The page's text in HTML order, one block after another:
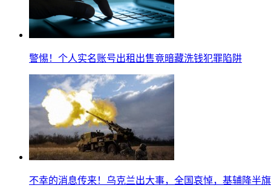
警惕！个人实名账号出租出售竟暗藏洗钱犯罪陷阱
不幸的消息传来！乌克兰出大事，全国哀悼，基辅降半